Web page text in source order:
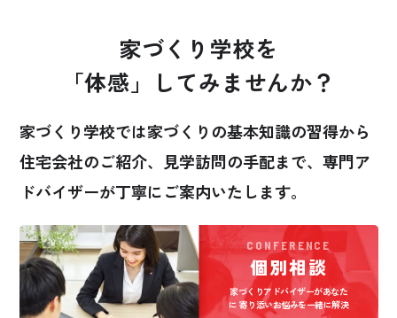
家づくり学校を
「体感」してみませんか？
家づくり学校では家づくりの基本知識の習得から
住宅会社のご紹介、見学訪問の手配まで、 専門ア
ドバイザーが丁寧にご案内いたします。
CONFERENCE
個別相談
家づくりアドバイザーがあなた
に 寄り添いお悩みを一緒に解決